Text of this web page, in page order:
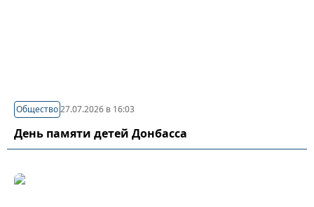
Общество27.07.2026 в 16:03
День памяти детей Донбасса